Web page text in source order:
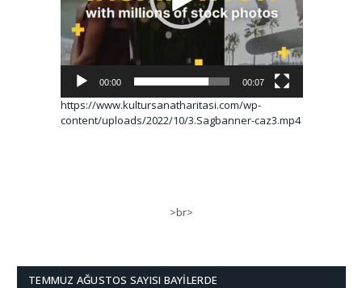
00:00 00:07
https://www.kultursanatharitasi.com/wp-
content/uploads/2022/10/3.Sagbanner-caz3.mp4
>br>
TEMMUZ AĞUSTOS SAYISI BAYILERDE